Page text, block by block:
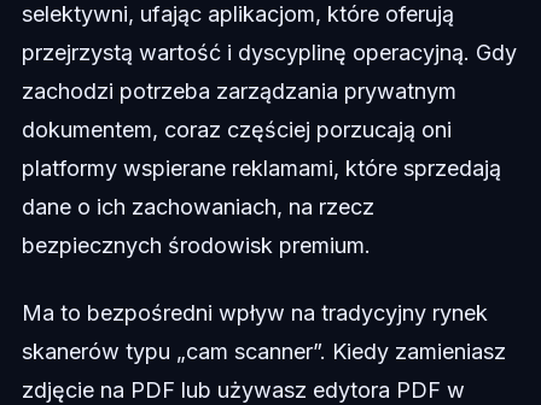
selektywni, ufając aplikacjom, które oferują
przejrzystą wartość i dyscyplinę operacyjną. Gdy
zachodzi potrzeba zarządzania prywatnym
dokumentem, coraz częściej porzucają oni
platformy wspierane reklamami, które sprzedają
dane o ich zachowaniach, na rzecz
bezpiecznych środowisk premium.
Ma to bezpośredni wpływ na tradycyjny rynek
skanerów typu „cam scanner”. Kiedy zamieniasz
zdjęcie na PDF lub używasz edytora PDF w